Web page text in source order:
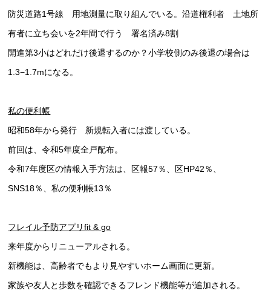
防災道路1号線 用地測量に取り組んでいる。沿道権利者 土地所
有者に立ち会いを2年間で行う 署名済み8割
開進第3小はどれだけ後退するのか？小学校側のみ後退の場合は
1.3−1.7mになる。
私の便利帳
昭和58年から発行 新規転入者には渡している。
前回は、令和5年度全戸配布。
令和7年度区の情報入手方法は、区報57％、区HP42％、
SNS18％、私の便利帳13％
フレイル予防アプリfit & go
来年度からリニューアルされる。
新機能は、高齢者でもより見やすいホーム画面に更新。
家族や友人と歩数を確認できるフレンド機能等が追加される。